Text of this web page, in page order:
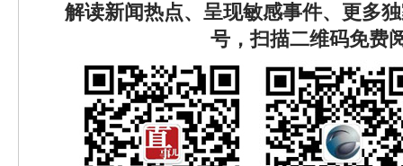
解读新闻热点、呈现敏感事件、更多
号，扫描二维码免费